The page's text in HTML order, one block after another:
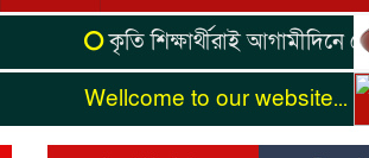
কৃতি শিক্ষার্থীরাই আগামীদিনে
Wellcome to our website...